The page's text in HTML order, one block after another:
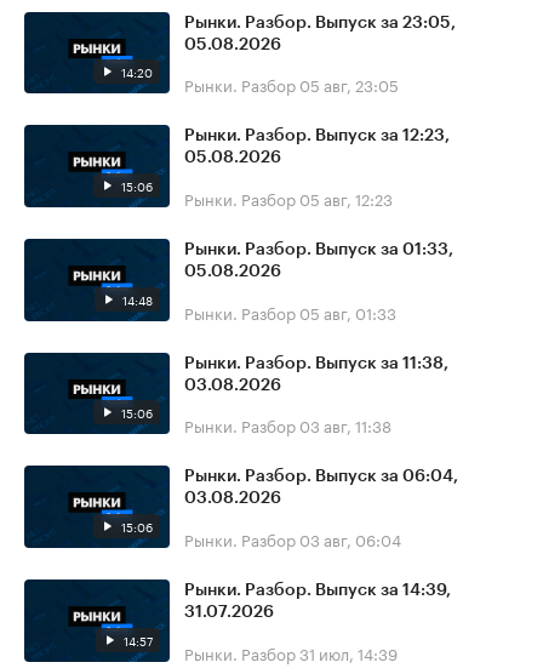
14:20
Рынки. Разбор. Выпуск за 23:05,
05.08.2026
Рынки. Разбор 05 авг, 23:05
15:06
Рынки. Разбор. Выпуск за 12:23,
05.08.2026
Рынки. Разбор 05 авг, 12:23
14:48
Рынки. Разбор. Выпуск за 01:33,
05.08.2026
Рынки. Разбор 05 авг, 01:33
15:06
Рынки. Разбор. Выпуск за 11:38,
03.08.2026
Рынки. Разбор 03 авг, 11:38
15:06
Рынки. Разбор. Выпуск за 06:04,
03.08.2026
Рынки. Разбор 03 авг, 06:04
14:57
Рынки. Разбор. Выпуск за 14:39,
31.07.2026
Рынки. Разбор31 июл, 14:39